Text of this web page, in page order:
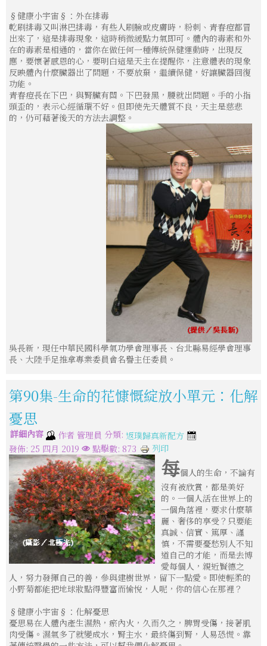
§健康小宇宙§：外在排毒
乾刷排毒又叫淋巴排毒，有些人刷臉或皮膚時，粉刺、青春痘都冒
出來了，這是排毒現象，這時稍微緩點力氣即可。體內的毒素和外
在的毒素是相通的，當你在做任何一種傳統保健運動時，出現反
應，要懷著感恩的心，要明白這是天主在提醒你，注意體表的現象
反映體內什麼臟器出了問題，不要放棄，繼續保健，好讓臟器回復
功能。
青春痘長在下巴，與腎臟有關。下巴發黑，腰就出問題。手的小指
頭歪的，表示心經循環不好。但即使先天體質不良，天主是慈悲
的，仍可藉著後天的方法去調整。
吳長新，現任中華民國科學氣功學會理事長、台北縣易經學會理事
長、大陸手足推拿專業委員會名譽主任委員。
第90集-生命的花慷慨綻放小單元：化解
憂思
詳細內容 作者 管理員 分類: 返璞歸真新配方
發佈: 25 四月 2019
點擊數: 873 列印
每個人的生命，不論有
沒有被欣賞，都是美好
的。一個人活在世界上的
一個角落裡，要求什麼華
麗、奢侈的享受？只要能
真誠、信實、篤厚、謹
慎，不需要憂愁別人不知
道自己的才能，而是去博
愛每個人，親近賢德之
人，努力發揮自己的善，參與建樹世界，留下一點愛。即使輕柔的
小野菊都能把地球妝點得豐富而愉悅，人呢，你的信心在那裡？
§健康小宇宙§：化解憂思
憂思易在人體內產生濕熱，瘀內火，久而久之，脾胃受傷，接著肌
肉受傷。濕氣多了就變成水，腎主水，最終傷到腎，人易恐慌。靠